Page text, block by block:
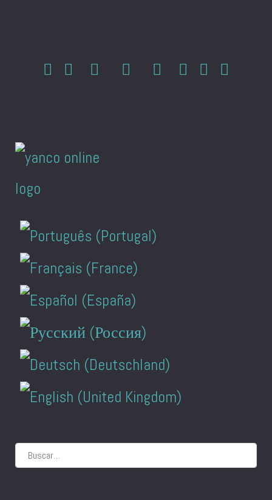
Seleccione su idioma
Buscar